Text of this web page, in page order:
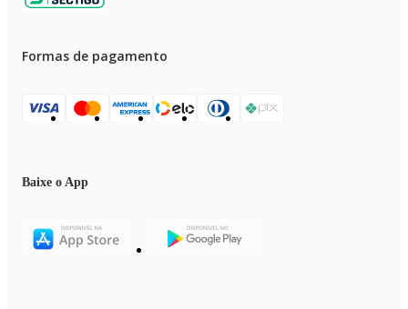
Formas de pagamento
Baixe o App